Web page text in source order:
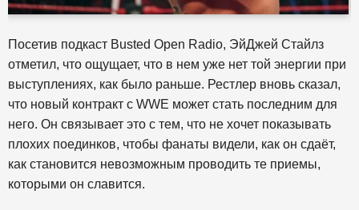
Посетив подкаст Busted Open Radio, ЭйДжей Стайлз
отметил, что ощущает, что в нем уже нет той энергии при
выступлениях, как было раньше. Рестлер вновь сказал,
что новый контракт с WWE может стать последним для
него. Он связывает это с тем, что не хочет показывать
плохих поединков, чтобы фанаты видели, как он сдаёт,
как становится невозможным проводить те приемы,
которыми он славится.